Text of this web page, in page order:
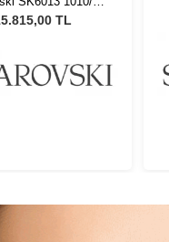
Güneş Gözlüğü
TL